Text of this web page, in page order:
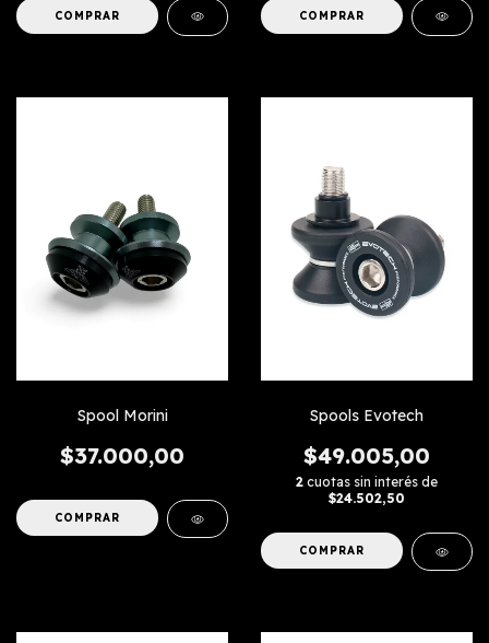
COMPRAR
Spool Morini
$37.000,00
COMPRAR
Spools Evotech
$49.005,00
2 cuotas sin interés de
$24.502,50
COMPRAR